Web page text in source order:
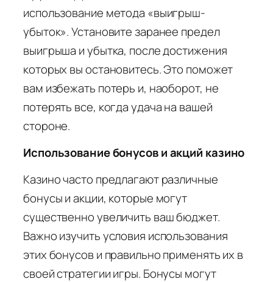
использование метода «выигрыш-
убыток». Установите заранее предел
выигрыша и убытка, после достижения
которых вы остановитесь. Это поможет
вам избежать потерь и, наоборот, не
потерять все, когда удача на вашей
стороне.
Использование бонусов и акций казино
Казино часто предлагают различные
бонусы и акции, которые могут
существенно увеличить ваш бюджет.
Важно изучить условия использования
этих бонусов и правильно применять их в
своей стратегии игры. Бонусы могут